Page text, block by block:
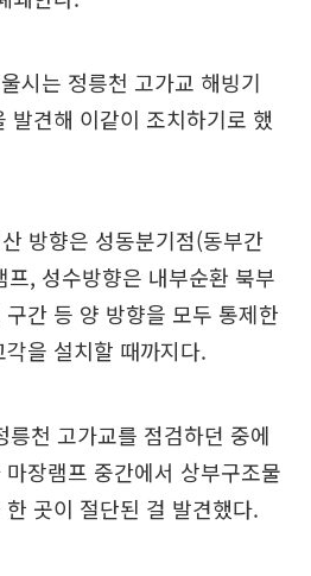
시는 정릉천 고가교 해빙기
발견해 이같이 조치하기로 했
방향은 성동분기점(동부간
, 성수방향은 내부순환 북부
간 등 양 방향을 모두 통제한
을 설치할 때까지다.
천 고가교를 점검하던 중에
장램프 중간에서 상부구조물
곳이 절단된 걸 발견했다.